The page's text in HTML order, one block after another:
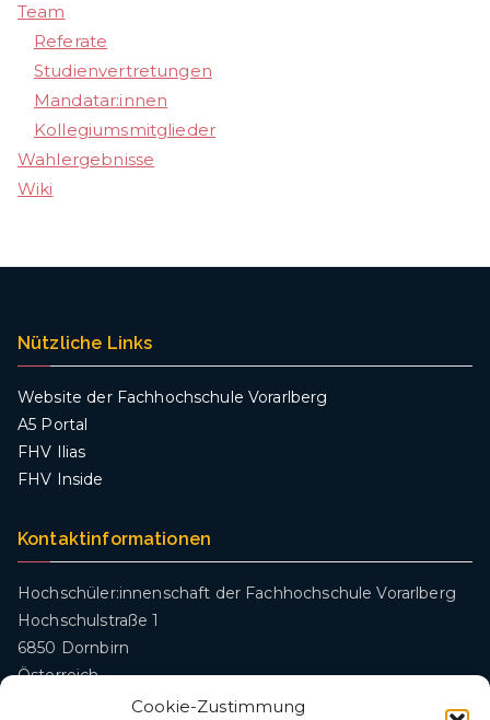
Cookie-Zustimmung
Team
Referate
Studienvertretungen
Mandatar:innen
Kollegiumsmitglieder
Wahlergebnisse
Wiki
Nützliche Links
Website der Fachhochschule Vorarlberg
A5 Portal
FHV Ilias
FHV Inside
Kontaktinformationen
Hochschüler:innenschaft der Fachhochschule Vorarlberg
Hochschulstraße 1
6850 Dornbirn
Österreich